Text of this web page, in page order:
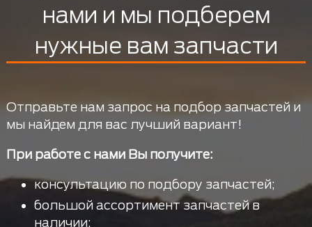
нами и мы подберем
нужные вам запчасти
Отправьте нам запрос на подбор запчастей и
мы найдем для вас лучший вариант!
При работе с нами Вы получите:
консультацию по подбору запчастей;
большой ассортимент запчастей в
наличии;